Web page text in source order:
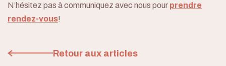
N’hésitez pas à communiquez avec nous pour prendre
rendez-vous!
Retour aux articles